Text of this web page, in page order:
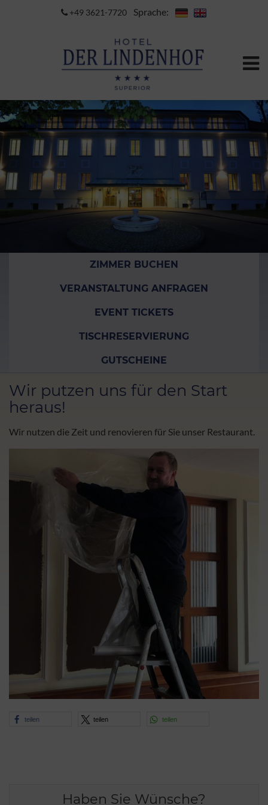
+49 3621-7720 Sprache:
ZIMMER BUCHEN
VERANSTALTUNG ANFRAGEN
EVENT TICKETS
TISCHRESERVIERUNG
GUTSCHEINE
Wir putzen uns für den Start
heraus!
Wir nutzen die Zeit und renovieren für Sie unser Restaurant.
teilen teilen teilen
Haben Sie Wünsche?